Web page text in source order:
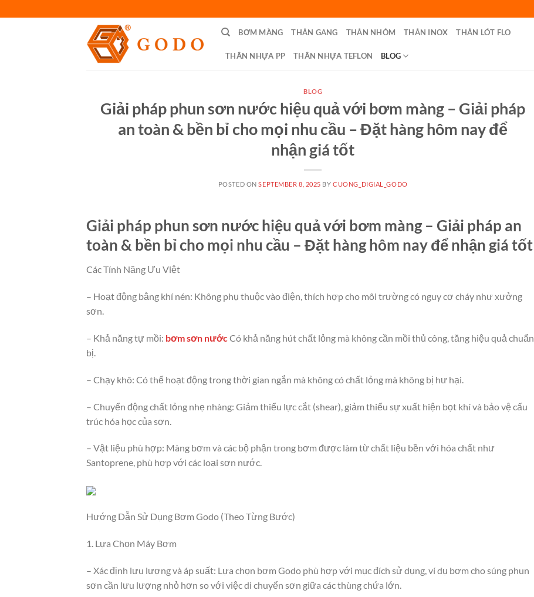
to
BƠM MÀNG THÂN GANG THÂN NHÔM THÂN INOX THÂN LÓT FLO
THÂN NHỰA PP THÂN NHỰA TEFLON BLOG
BLOG
Giải pháp phun sơn nước hiệu quả với bơm màng – Giải pháp
an toàn & bền bỉ cho mọi nhu cầu – Đặt hàng hôm nay để
nhận giá tốt
POSTED ONSEPTEMBER 8, 2025 BYCUONG_DIGIAL_GODO
Giải pháp phun sơn nước hiệu quả với bơm màng – Giải pháp an
toàn & bền bỉ cho mọi nhu cầu – Đặt hàng hôm nay để nhận giá tốt
Các Tính Năng Ưu Việt
– Hoạt động bằng khí nén: Không phụ thuộc vào điện, thích hợp cho môi trường có nguy cơ cháy như xưởng
sơn.
– Khả năng tự mồi: bơm sơn nướcCó khả năng hút chất lỏng mà không cần mồi thủ công, tăng hiệu quả chuẩn
bị.
– Chạy khô: Có thể hoạt động trong thời gian ngắn mà không có chất lỏng mà không bị hư hại.
– Chuyển động chất lỏng nhẹ nhàng: Giảm thiểu lực cắt (shear), giảm thiểu sự xuất hiện bọt khí và bảo vệ cấu
trúc hóa học của sơn.
– Vật liệu phù hợp: Màng bơm và các bộ phận trong bơm được làm từ chất liệu bền với hóa chất như
Santoprene, phù hợp với các loại sơn nước.
Hướng Dẫn Sử Dụng Bơm Godo (Theo Từng Bước)
1. Lựa Chọn Máy Bơm
– Xác định lưu lượng và áp suất: Lựa chọn bơm Godo phù hợp với mục đích sử dụng, ví dụ bơm cho súng phun
sơn cần lưu lượng nhỏ hơn so với việc di chuyển sơn giữa các thùng chứa lớn.